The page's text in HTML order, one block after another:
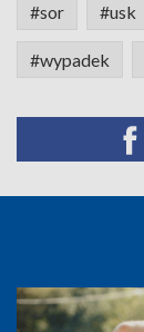
#sor #usk
#wypadek